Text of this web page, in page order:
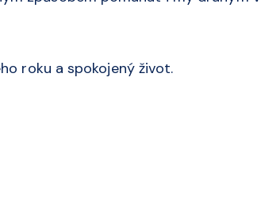
roku a spokojený život.